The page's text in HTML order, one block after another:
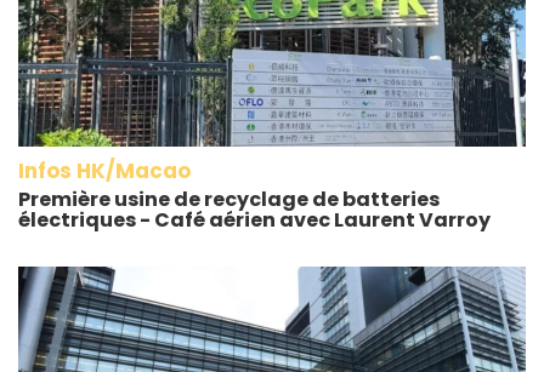
Infos HK/Macao
Première usine de recyclage de batteries
électriques - Café aérien avec Laurent Varroy